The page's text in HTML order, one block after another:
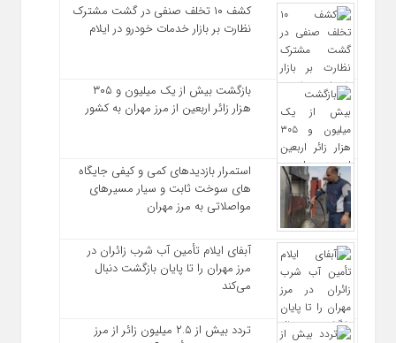
کشف ۱۰ تخلف صنفی در گشت مشترک
نظارت بر بازار خدمات خودرو در ایلام
بازگشت بیش از یک میلیون و ۳۰۵
هزار زائر اربعین از مرز مهران به کشور
استمرار بازدیدهای کمی و کیفی جایگاه‌
های سوخت ثابت و سیار مسیرهای
مواصلاتی به مرز مهران
آبفای ایلام تأمین آب شرب زائران در
مرز مهران را تا پایان بازگشت دنبال
می‌کند
تردد بیش از ۲.۵ میلیون زائر از مرز